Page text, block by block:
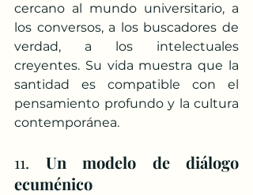
cercano al mundo universitario, a
los conversos, a los buscadores de
verdad, a los intelectuales
creyentes. Su vida muestra que la
santidad es compatible con el
pensamiento profundo y la cultura
contemporánea.
11. Un modelo de diálogo
ecuménico